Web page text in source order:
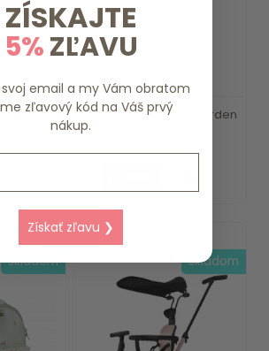
Forest
€
Detský batoh Fairy Garden
skladom skladom
ZÍSKAJTE
5%ZĽAVU
email a my Vám obratom
zľavový kód na Váš prvý
nákup.
Získať zľavu ❯